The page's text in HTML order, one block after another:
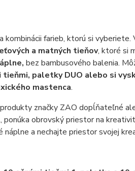
farieb, ktorú si vyberiete.
a matných tieňov, ktoré si
bez bambusového balenia.
paletky DUO alebo si
mastenca.
značky ZAO dopĺňateľné
obrovský priestor na
náplne a nechajte priestor svojej